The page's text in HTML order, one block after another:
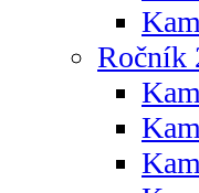
Ročník